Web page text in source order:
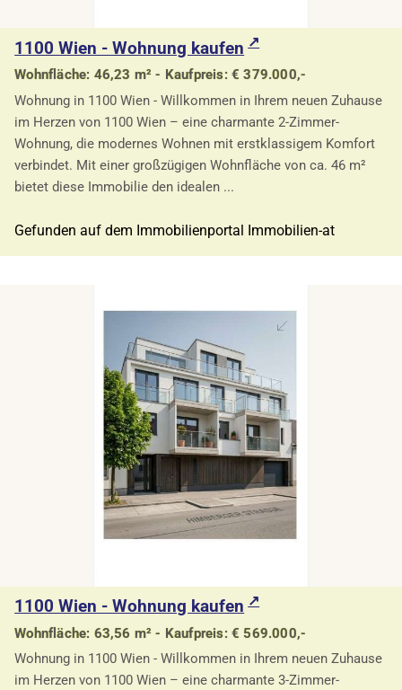
1100 Wien - Wohnung kaufen
Wohnfläche: 46,23 m² - Kaufpreis: € 379.000,-
Wohnung in 1100 Wien - Willkommen in Ihrem neuen Zuhause
im Herzen von 1100 Wien – eine charmante 2-Zimmer-
Wohnung, die modernes Wohnen mit erstklassigem Komfort
verbindet. Mit einer großzügigen Wohnfläche von ca. 46 m²
bietet diese Immobilie den idealen ...
Gefunden auf dem Immobilienportal Immobilien-at
1100 Wien - Wohnung kaufen
Wohnfläche: 63,56 m² - Kaufpreis: € 569.000,-
Wohnung in 1100 Wien - Willkommen in Ihrem neuen Zuhause
im Herzen von 1100 Wien – eine charmante 3-Zimmer-